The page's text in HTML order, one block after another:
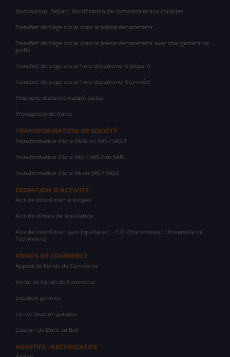
Nomination, Départ, Modification de commissaire aux comptes
Transfert de siège social dans le même département
Transfert de siège social dans le même département avec changement de
greffe
Transfert de siège social hors département (départ)
Transfert de siège social hors département (arrivée)
Poursuite d'activité malgré pertes
Prorogation de durée
TRANSFORMATION DE SOCIÉTÉ
Transformation d'une SARL en SAS / SASU
Transformation d'une SAS / SASU en SARL
Transformation d'une SA en SAS / SASU
CESSATION D'ACTIVITÉ
Avis de dissolution anticipée
Avis de clôture de liquidation
Avis de dissolution sans liquidation - TUP (Transmission Universelle de
Patrimoine)
FONDS DE COMMERCE
Apport de Fonds de Commerce
Vente de Fonds de Commerce
Location gérance
Fin de location gérance
Cession de Droit au Bail
ADDITIFS - RECTIFICATIFS